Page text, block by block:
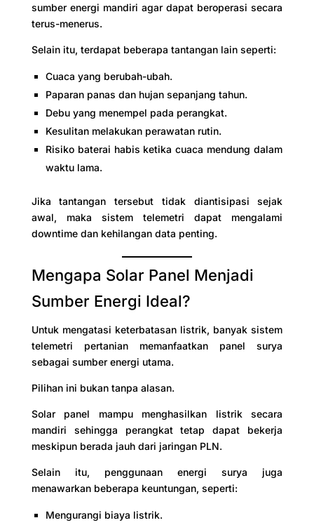
sumber energi mandiri agar dapat beroperasi secara
terus-menerus.
Selain itu, terdapat beberapa tantangan lain seperti:
Cuaca yang berubah-ubah.
Paparan panas dan hujan sepanjang tahun.
Debu yang menempel pada perangkat.
Kesulitan melakukan perawatan rutin.
Risiko baterai habis ketika cuaca mendung dalam
waktu lama.
Jika tantangan tersebut tidak diantisipasi sejak
awal, maka sistem telemetri dapat mengalami
downtime dan kehilangan data penting.
Mengapa Solar Panel Menjadi
Sumber Energi Ideal?
Untuk mengatasi keterbatasan listrik, banyak sistem
telemetri pertanian memanfaatkan panel surya
sebagai sumber energi utama.
Pilihan ini bukan tanpa alasan.
Solar panel mampu menghasilkan listrik secara
mandiri sehingga perangkat tetap dapat bekerja
meskipun berada jauh dari jaringan PLN.
Selain itu, penggunaan energi surya juga
menawarkan beberapa keuntungan, seperti:
Mengurangi biaya listrik.